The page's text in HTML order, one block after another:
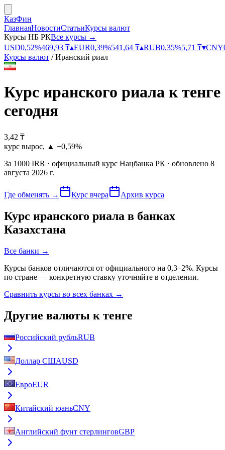
КазФин
ГлавнаяНовостиСтатьиКурсы валют
Курсы НБ РКВсе курсы →
USD0,52%469,93 ₸▴EUR0,39%541,64 ₸▴RUB0,35%5,71 ₸▾CNY
Курсы валют /Иранский риал
Курс иранского риала к тенге
сегодня
3,42 ₸
курс вырос, ▲ +0,59%
За 1000 IRR · официальный курс Нацбанка РК · обновлено 8
августа 2026 г.
Где обменять → Курс вчера Архив курса
Курс иранского риала в банках
Казахстана
Все банки →
Курсы банков отличаются от официального на 0,3–2%. Курсы
по стране — конкретную ставку уточняйте в отделении.
Сравнить курсы во всех банках →
Другие валюты к тенге
Российский рубльRUB
Доллар СШАUSD
ЕвроEUR
Китайский юаньCNY
Английский фунт стерлинговGBP